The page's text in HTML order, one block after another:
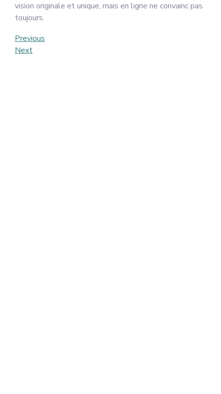
vision originale et unique, mais en ligne ne convainc pas
toujours.
Post
navigation
Previous
Post
Previous
Next
Next